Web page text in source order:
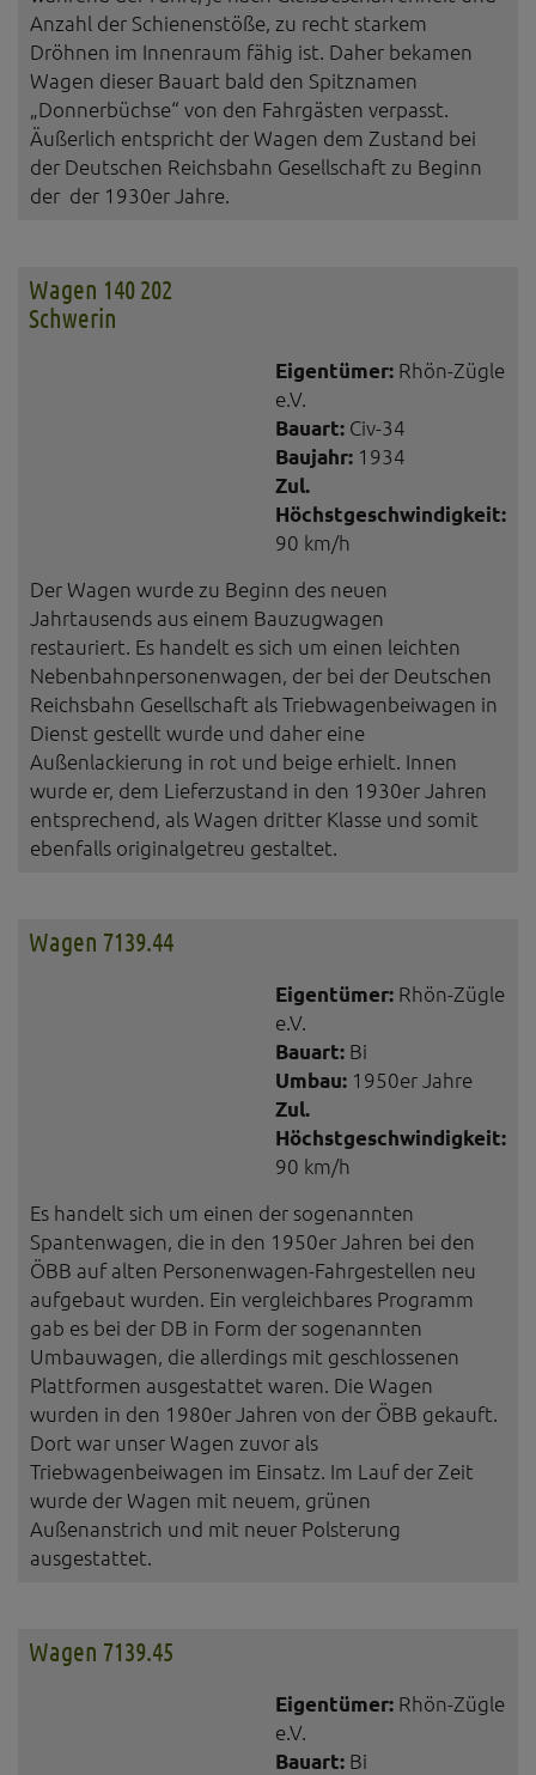
Anzahl der Schienenstöße, zu recht starkem
Dröhnen im Innenraum fähig ist. Daher bekamen
Wagen dieser Bauart bald den Spitznamen
„Donnerbüchse“ von den Fahrgästen verpasst.
Äußerlich entspricht der Wagen dem Zustand bei
der Deutschen Reichsbahn Gesellschaft zu Beginn
der der 1930er Jahre.
Wagen 140 202
Schwerin
Eigentümer: Rhön-Zügle
e.V.
Bauart: Civ-34
Baujahr: 1934
Zul.
Höchstgeschwindigkeit:
90 km/h
Der Wagen wurde zu Beginn des neuen
Jahrtausends aus einem Bauzugwagen
restauriert. Es handelt es sich um einen leichten
Nebenbahnpersonenwagen, der bei der Deutschen
Reichsbahn Gesellschaft als Triebwagenbeiwagen in
Dienst gestellt wurde und daher eine
Außenlackierung in rot und beige erhielt. Innen
wurde er, dem Lieferzustand in den 1930er Jahren
entsprechend, als Wagen dritter Klasse und somit
ebenfalls originalgetreu gestaltet.
Wagen 7139.44
Eigentümer: Rhön-Zügle
e.V.
Bauart: Bi
Umbau: 1950er Jahre
Zul.
Höchstgeschwindigkeit:
90 km/h
Es handelt sich um einen der sogenannten
Spantenwagen, die in den 1950er Jahren bei den
ÖBB auf alten Personenwagen-Fahrgestellen neu
aufgebaut wurden. Ein vergleichbares Programm
gab es bei der DB in Form der sogenannten
Umbauwagen, die allerdings mit geschlossenen
Plattformen ausgestattet waren. Die Wagen
wurden in den 1980er Jahren von der ÖBB gekauft.
Dort war unser Wagen zuvor als
Triebwagenbeiwagen im Einsatz. Im Lauf der Zeit
wurde der Wagen mit neuem, grünen
Außenanstrich und mit neuer Polsterung
ausgestattet.
Wagen 7139.45
Eigentümer: Rhön-Zügle
e.V.
Bauart: Bi